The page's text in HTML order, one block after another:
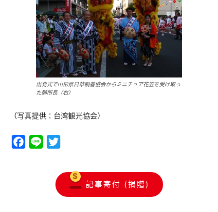
出発式で山形県日華親善協会からミニチュア花笠を受け取っ
た鄭所長（右）
（写真提供：台湾観光協会）
Facebook
Line
記事寄付 (捐贈)